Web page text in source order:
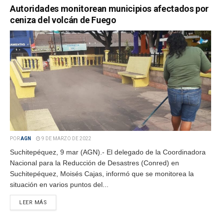
Autoridades monitorean municipios afectados por
ceniza del volcán de Fuego
PORAGN 9 DE MARZO DE 2022
Suchitepéquez, 9 mar (AGN).- El delegado de la Coordinadora
Nacional para la Reducción de Desastres (Conred) en
Suchitepéquez, Moisés Cajas, informó que se monitorea la
situación en varios puntos del...
LEER MÁS